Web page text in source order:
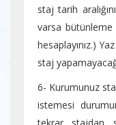
staj tarih
varsa bütünleme
hesaplayınız.)
staj
6- Kurumunuz
istemesi